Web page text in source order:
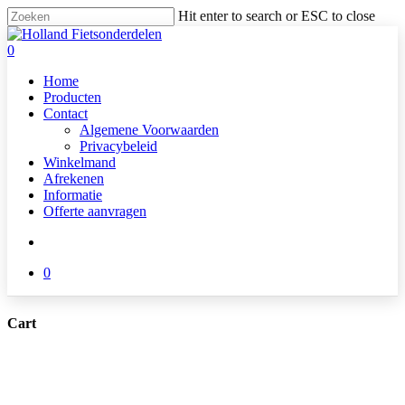
Skip
to
main
Hit enter to search or ESC to close
Close
Search
search
0
Home
Producten
Contact
Algemene Voorwaarden
Privacybeleid
Winkelmand
Afrekenen
Informatie
Offerte aanvragen
0
Cart